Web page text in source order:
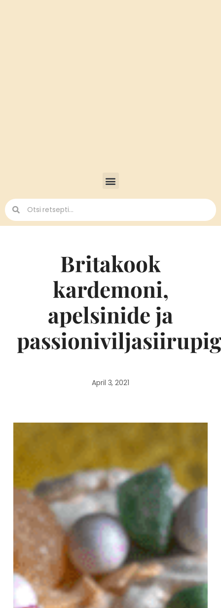
Britakook
kardemoni,
apelsinide ja
April 3, 2021